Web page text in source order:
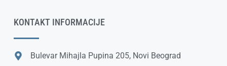
KONTAKT INFORMACIJE
Bulevar Mihajla Pupina 205, Novi Beograd